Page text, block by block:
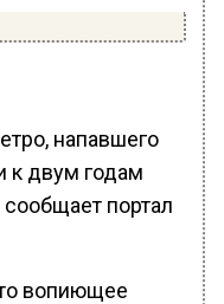
напавшего
к двум годам
портал
вопиющее